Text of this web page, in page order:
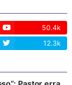
50.4k
12.3k